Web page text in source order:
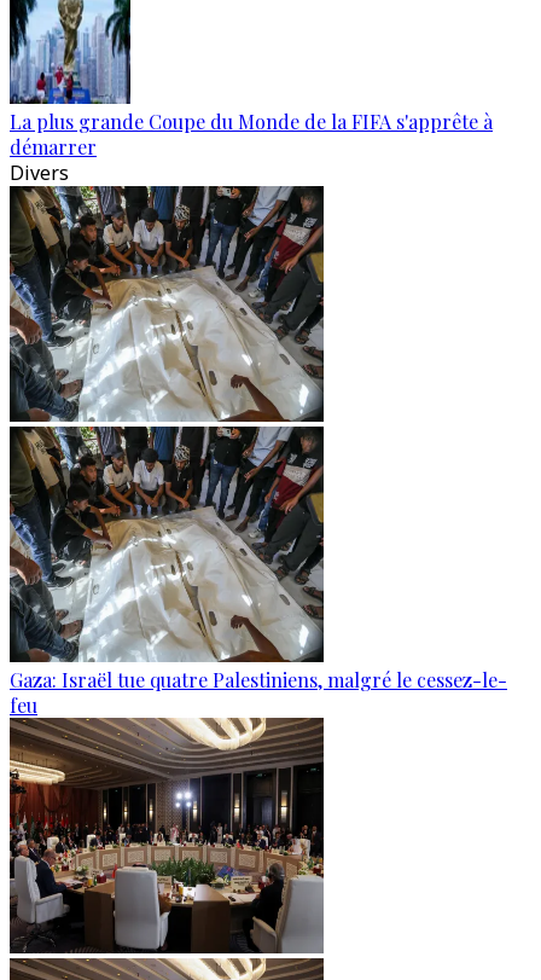
La plus grande Coupe du Monde de la FIFA s'apprête à
démarrer
Divers
Gaza: Israël tue quatre Palestiniens, malgré le cessez-le-
feu